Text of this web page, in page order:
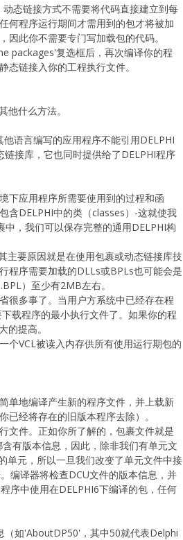
态链接方式不需要将代码直接建立到每
何程序运行期间才需用到的包才将被加
此你不需要专门写加载包的代码。
packages'复选框后，再次编译你的程
链接入你的工程执行文件。
什么方法。
语言编写的应用程序不能引用DELPHI
接库，它也同时提供给了DELPHI程序
下应用程序所需要使用到的过程和函
含DELPHI中的类（classes）-这就使我
，我们可以保存完整的通用DELPHI构
主要原因就是在使用包裹或动态链接库技
程序需要加载的DLLs或BPLs也可能会是
）至少有2MB左右。
很多事了。当用户方系统中已经存在程
载程序的最小执行文件了。如果你的程
的提高。
个VCL被读入内存供所有使用运行期包的
单地编译产生新的程序文件，并上载新
经将存在的旧版本程序去除）。
文件。正如你所了解的，包裹文件就是
有版本信息，因此，除非我们有单元文
单元，所以一旦我们改变了单元文件中接
编译器将检查DCU文件的版本信息，并
序中使用在DELPHI6下编译的包，任何
（如'AboutDP50'，其中50就代表Delphi